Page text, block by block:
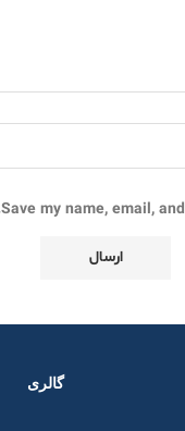
Save my name, email,
گالری